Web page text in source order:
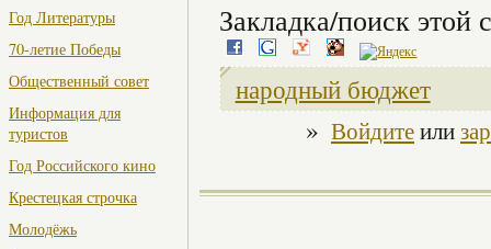
Год Литературы
70-летие Победы
Общественный совет
Информация для
туристов
Год Российского кино
Крестецкая строчка
Молодёжь
Закладка/поиск этой
народный бюджет
» Войдитеили